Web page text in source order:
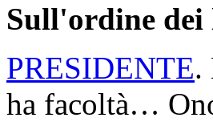
Sull'ordine dei
PRESIDENTE.
ha facoltà…